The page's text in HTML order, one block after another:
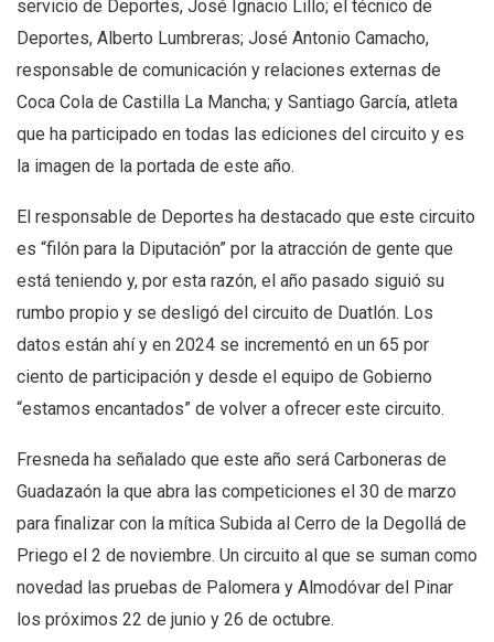
servicio de Deportes, José Ignacio Lillo; el técnico de
Deportes, Alberto Lumbreras; José Antonio Camacho,
responsable de comunicación y relaciones externas de
Coca Cola de Castilla La Mancha; y Santiago García, atleta
que ha participado en todas las ediciones del circuito y es
la imagen de la portada de este año.
El responsable de Deportes ha destacado que este circuito
es “filón para la Diputación” por la atracción de gente que
está teniendo y, por esta razón, el año pasado siguió su
rumbo propio y se desligó del circuito de Duatlón. Los
datos están ahí y en 2024 se incrementó en un 65 por
ciento de participación y desde el equipo de Gobierno
“estamos encantados” de volver a ofrecer este circuito.
Fresneda ha señalado que este año será Carboneras de
Guadazaón la que abra las competiciones el 30 de marzo
para finalizar con la mítica Subida al Cerro de la Degollá de
Priego el 2 de noviembre. Un circuito al que se suman como
novedad las pruebas de Palomera y Almodóvar del Pinar
los próximos 22 de junio y 26 de octubre.